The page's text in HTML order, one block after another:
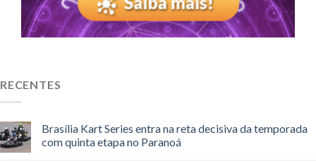
RECENTES
Brasília Kart Series entra na reta decisiva da temporada
com quinta etapa no Paranoá